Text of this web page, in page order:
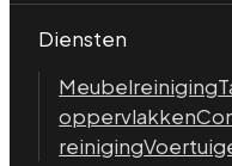
Diensten
Meubelreiniging
oppervlakken
reiniging